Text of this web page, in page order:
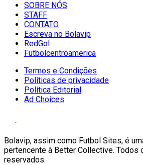
SOBRE NÓS
STAFF
CONTATO
Escreva no Bolavip
RedGol
Futbolcentroamerica
Termos e Condições
Políticas de privacidade
Política Editorial
Ad Choices
Bolavip, assim como Futbol Sites, é
pertencente à Better Collective. Todos
reservados.